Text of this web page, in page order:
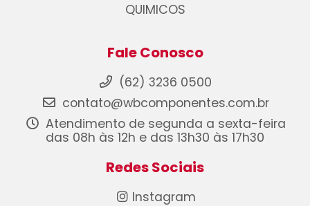
QUIMICOS
Fale Conosco
(62) 3236 0500
contato@wbcomponentes.com.br
Atendimento de segunda a sexta-feira
das 08h às 12h e das 13h30 às 17h30
Redes Sociais
Instagram